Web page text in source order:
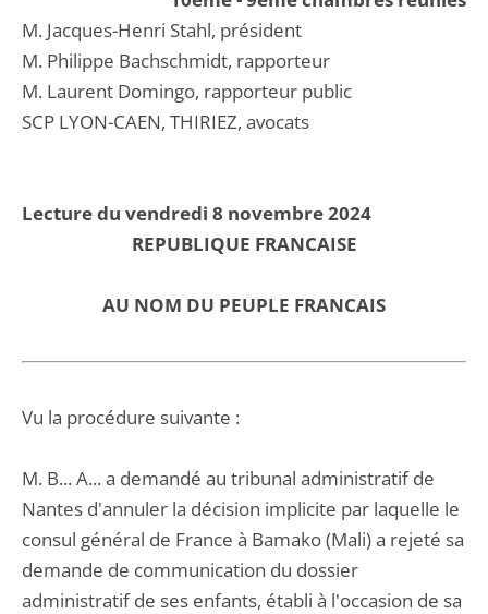
M. Jacques-Henri Stahl, président
M. Philippe Bachschmidt, rapporteur
M. Laurent Domingo, rapporteur public
SCP LYON-CAEN, THIRIEZ, avocats
Lecture du vendredi 8 novembre 2024
REPUBLIQUE FRANCAISE
AU NOM DU PEUPLE FRANCAIS
Vu la procédure suivante :
M. B... A... a demandé au tribunal administratif de
Nantes d'annuler la décision implicite par laquelle le
consul général de France à Bamako (Mali) a rejeté sa
demande de communication du dossier
administratif de ses enfants, établi à l'occasion de sa